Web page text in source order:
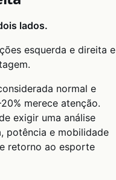
lados.
esquerda e direita e
normal e
merece atenção.
exigir uma análise
potência e mobilidade
retorno ao esporte